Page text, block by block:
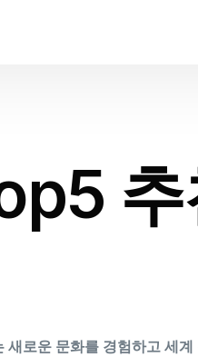
추
로운 문화를 경험하고 세